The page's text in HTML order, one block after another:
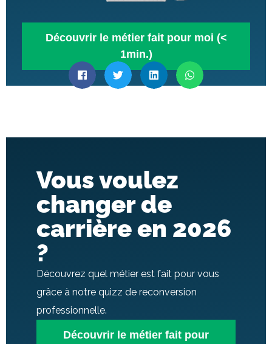
Découvrir le métier fait pour moi (<
1min.)
Vous voulez
changer de
carrière en 2026
?
Découvrez quel métier est fait pour vous
grâce à notre quizz de reconversion
professionnelle.
Découvrir le métier fait pour